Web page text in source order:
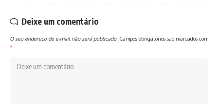
Deixe um comentário
O seu endereço de e-mail não será publicado. Campos obrigatórios são marcados com
*